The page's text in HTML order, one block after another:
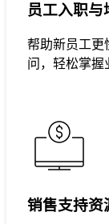
员工入职与
帮助新员工更
问，轻松掌握
销售支持资